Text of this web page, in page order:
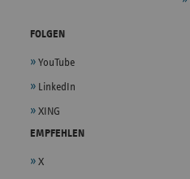
FOLGEN
YouTube
LinkedIn
XING
EMPFEHLEN
X